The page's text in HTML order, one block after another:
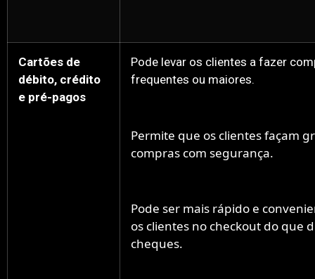
Cartões de
débito, crédito
e pré-pagos
Pode levar os clientes a fazer
frequentes ou maiores.
Permite que os clientes façam
compras com segurança.
Pode ser mais rápido e
os clientes no checkout do que
cheques.